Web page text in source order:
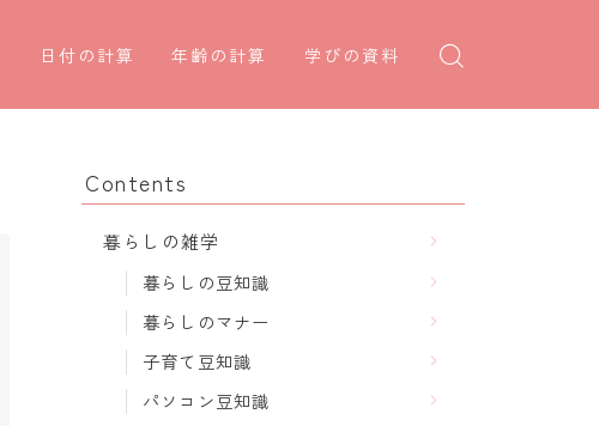
日付の計算
○日後の日付・記念日計算
四十九日法要計算
年齢の計算
年齢・干支計算
長寿祝い計算
学びの資料
学年早見表
Contents
暮らしの雑学
暮らしの豆知識
暮らしのマナー
子育て豆知識
パソコン豆知識